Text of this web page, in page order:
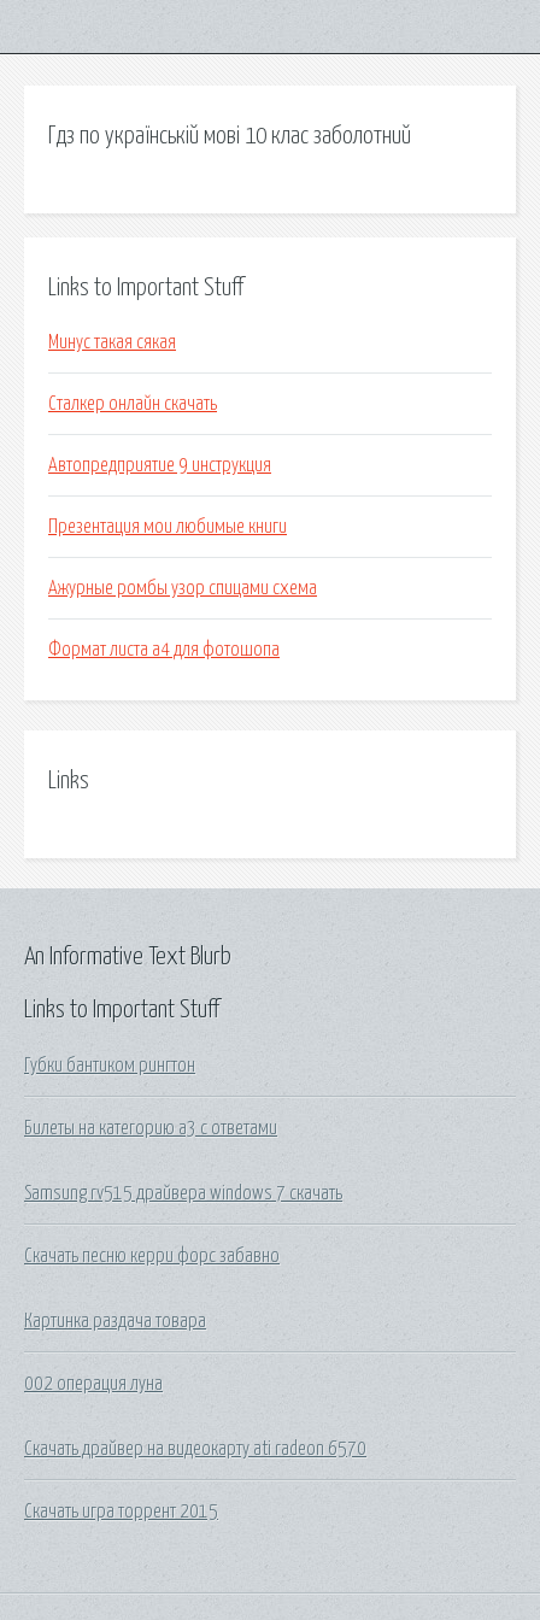
Гдз по українській мові 10 клас заболотний
Links to Important Stuff
Минус такая сякая
Сталкер онлайн скачать
Автопредприятие 9 инструкция
Презентация мои любимые книги
Ажурные ромбы узор спицами схема
Формат листа а4 для фотошопа
Links
Links to Important Stuff
Губки бантиком рингтон
Билеты на категорию а3 с ответами
Samsung rv515 драйвера windows 7 скачать
Скачать песню керри форс забавно
Картинка раздача товара
002 операция луна
Скачать драйвер на видеокарту ati radeon 6570
Скачать игра торрент 2015
An Informative Text Blurb